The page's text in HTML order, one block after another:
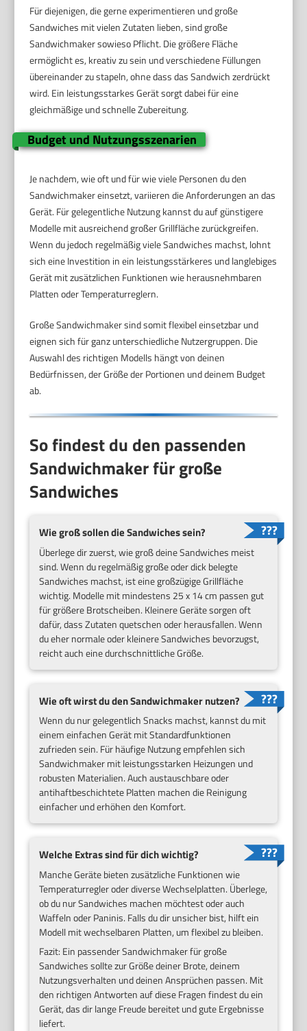
Für diejenigen, die gerne experimentieren und große
Sandwiches mit vielen Zutaten lieben, sind große
Sandwichmaker sowieso Pflicht. Die größere Fläche
ermöglicht es, kreativ zu sein und verschiedene Füllungen
übereinander zu stapeln, ohne dass das Sandwich zerdrückt
wird. Ein leistungsstarkes Gerät sorgt dabei für eine
gleichmäßige und schnelle Zubereitung.
Budget und Nutzungsszenarien
Je nachdem, wie oft und für wie viele Personen du den
Sandwichmaker einsetzt, variieren die Anforderungen an das
Gerät. Für gelegentliche Nutzung kannst du auf günstigere
Modelle mit ausreichend großer Grillfläche zurückgreifen.
Wenn du jedoch regelmäßig viele Sandwiches machst, lohnt
sich eine Investition in ein leistungsstärkeres und langlebiges
Gerät mit zusätzlichen Funktionen wie herausnehmbaren
Platten oder Temperaturreglern.
Große Sandwichmaker sind somit flexibel einsetzbar und
eignen sich für ganz unterschiedliche Nutzergruppen. Die
Auswahl des richtigen Modells hängt von deinen
Bedürfnissen, der Größe der Portionen und deinem Budget
ab.
So findest du den passenden
Sandwichmaker für große
Sandwiches
Wie groß sollen die Sandwiches sein?
Überlege dir zuerst, wie groß deine Sandwiches meist
sind. Wenn du regelmäßig große oder dick belegte
Sandwiches machst, ist eine großzügige Grillfläche
wichtig. Modelle mit mindestens 25 x 14 cm passen gut
für größere Brotscheiben. Kleinere Geräte sorgen oft
dafür, dass Zutaten quetschen oder herausfallen. Wenn
du eher normale oder kleinere Sandwiches bevorzugst,
reicht auch eine durchschnittliche Größe.
Wie oft wirst du den Sandwichmaker nutzen?
Wenn du nur gelegentlich Snacks machst, kannst du mit
einem einfachen Gerät mit Standardfunktionen
zufrieden sein. Für häufige Nutzung empfehlen sich
Sandwichmaker mit leistungsstarken Heizungen und
robusten Materialien. Auch austauschbare oder
antihaftbeschichtete Platten machen die Reinigung
einfacher und erhöhen den Komfort.
Welche Extras sind für dich wichtig?
Manche Geräte bieten zusätzliche Funktionen wie
Temperaturregler oder diverse Wechselplatten. Überlege,
ob du nur Sandwiches machen möchtest oder auch
Waffeln oder Paninis. Falls du dir unsicher bist, hilft ein
Modell mit wechselbaren Platten, um flexibel zu bleiben.
Fazit: Ein passender Sandwichmaker für große
Sandwiches sollte zur Größe deiner Brote, deinem
Nutzungsverhalten und deinen Ansprüchen passen. Mit
den richtigen Antworten auf diese Fragen findest du ein
Gerät, das dir lange Freude bereitet und gute Ergebnisse
liefert.